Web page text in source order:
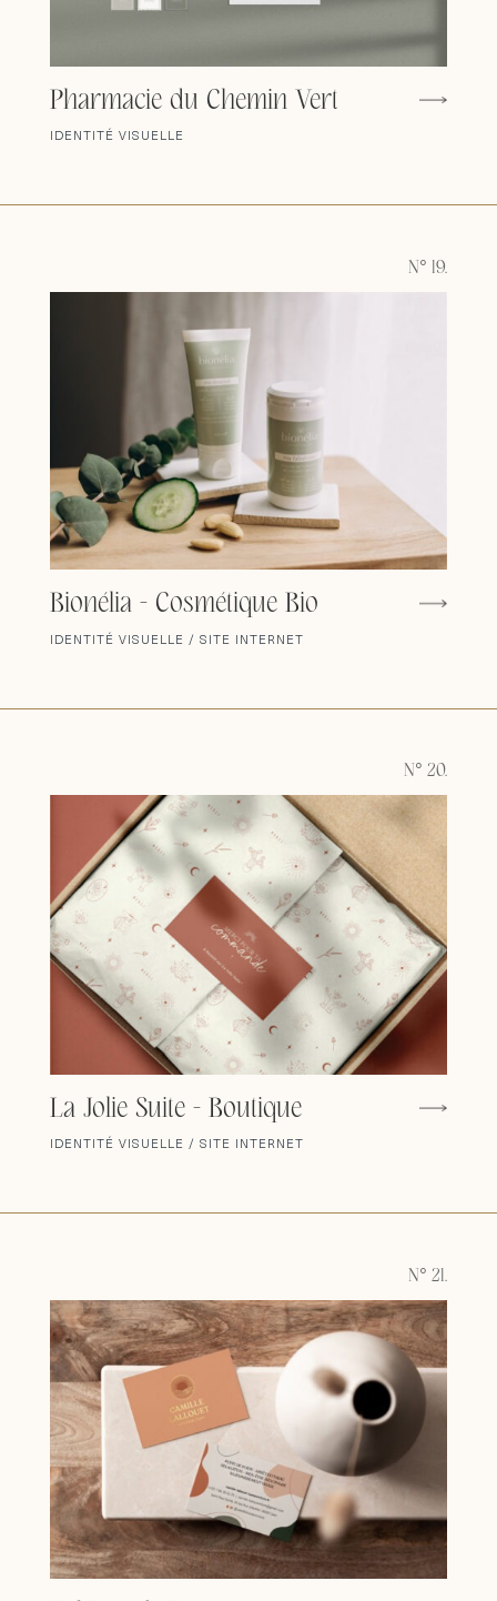
Pharmacie du Chemin Vert
IDENTITÉ VISUELLE
N° 19.
Bionélia - Cosmétique Bio
IDENTITÉ VISUELLE / SITE INTERNET
N° 20.
La Jolie Suite - Boutique
IDENTITÉ VISUELLE / SITE INTERNET
N° 21.